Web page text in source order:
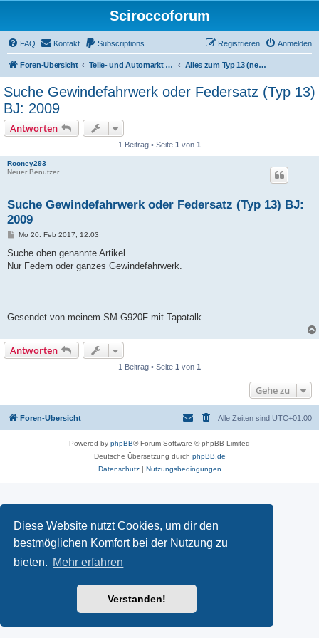
Diese Website nutzt Cookies, um dir den
bestmöglichen Komfort bei der Nutzung zu
bieten. Mehr erfahren
Verstanden!
Sciroccoforum
FAQ Kontakt Subscriptions Anmelden
Registrieren
Foren-Übersicht Teile- und Automarkt (nur mit Subscription - siehe obere Leiste) Alles zum Typ 13 (neuer Scirocco)
Suche Gewindefahrwerk oder Federsatz (Typ 13)
BJ: 2009
Antworten
1 Beitrag • Seite 1 von 1
Rooney293
Neuer Benutzer
Suche Gewindefahrwerk oder Federsatz (Typ 13) BJ:
2009
B
r
Mo 20. Feb 2017, 12:03
Suche oben genannte Artikel
Nur Federn oder ganzes Gewindefahrwerk.
Gesendet von meinem SM-G920F mit Tapatalk
Antworten
1 Beitrag • Seite 1 von 1
Gehe zu
Foren-Übersicht Alle Zeiten sind UTC+01:00
Powered by phpBB® Forum Software © phpBB Limited
Deutsche Übersetzung durch phpBB.de
Datenschutz| Nutzungsbedingungen